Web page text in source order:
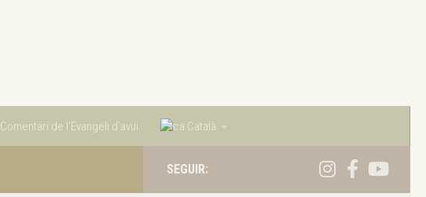
Comentari de l’Evangeli d’avui Català
SEGUIR: